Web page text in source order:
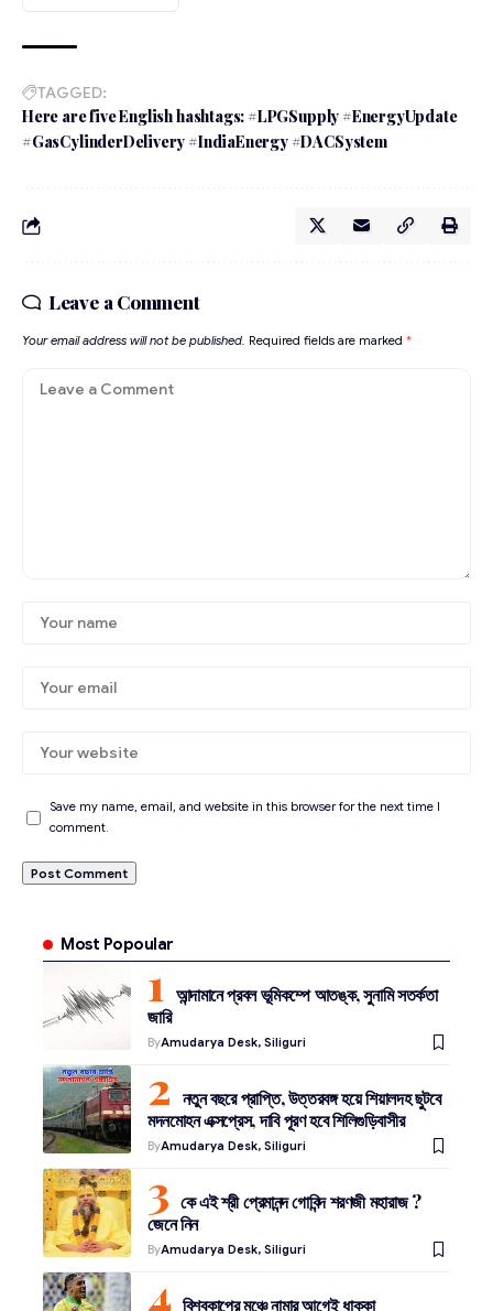
TAGGED:
Here are five English hashtags: #LPGSupply #EnergyUpdate
#GasCylinderDelivery #IndiaEnergy #DACSystem
Leave a Comment
Your email address will not be published. Required fields are marked *
Save my name, email, and website in this browser for the next time I
comment.
Most Popoular
আন্দামানে প্রবল ভূমিকম্পে আতঙ্ক, সুনামি সতর্কতা
জারি
ByAmudarya Desk, Siliguri
নতুন বছরে প্রাপ্তি, উত্তরবঙ্গ হয়ে শিয়ালদহ ছুটবে
মদনমোহন এক্সপ্রেস, দাবি পূরণ হবে শিলিগুড়িবাসীর
ByAmudarya Desk, Siliguri
কে এই শ্রী প্রেমানন্দ গোবিন্দ শরণজী মহারাজ ?
জেনে নিন
ByAmudarya Desk, Siliguri
বিশ্বকাপের মঞ্চে নামার আগেই ধাক্কা